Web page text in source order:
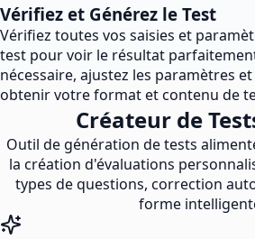
Vérifiez et Générez le Test
Vérifiez toutes vos saisies et
test pour voir le résultat
nécessaire, ajustez les paramètres
obtenir votre format et contenu de
Créateur de
Outil de génération de tests
la création d'évaluations
types de questions, correction
forme